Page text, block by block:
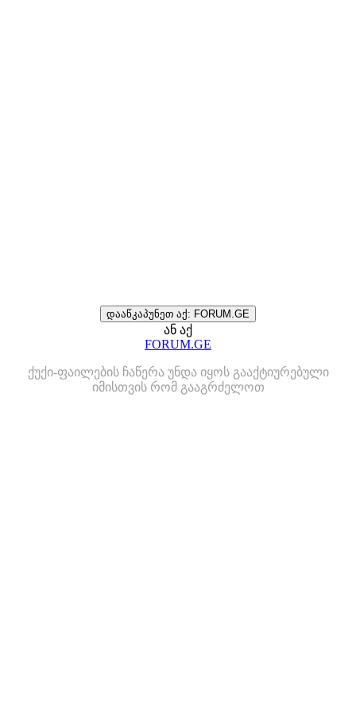
დააწკაპუნეთ აქ: FORUM.GE
ან აქ
FORUM.GE
ქუქი-ფაილების ჩაწერა უნდა იყოს გააქტიურებული
იმისთვის რომ გააგრძელოთ